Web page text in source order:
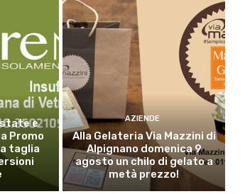
e
Promo
taglia
AZIENDE
Alla Gelateria Via Mazzini di
Alpignano domenica 9
agosto un chilo di gelato a
metà prezzo!